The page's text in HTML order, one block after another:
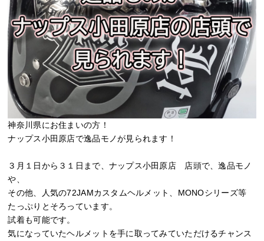
神奈川県にお住まいの方！
ナップス小田原店で逸品モノが見られます！
３月１日から３１日まで、ナップス小田原店 店頭で、逸品モノ
や、
その他、人気の72JAMカスタムヘルメット、MONOシリーズ等
たっぷりとそろっています。
試着も可能です。
気になっていたヘルメットを手に取ってみていただけるチャンス